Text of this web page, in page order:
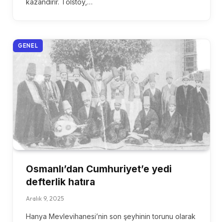
GENEL
Osmanlı’dan Cumhuriyet’e yedi
defterlik hatıra
Aralık 9, 2025
Hanya Mevlevihanesi’nin son şeyhinin torunu olarak